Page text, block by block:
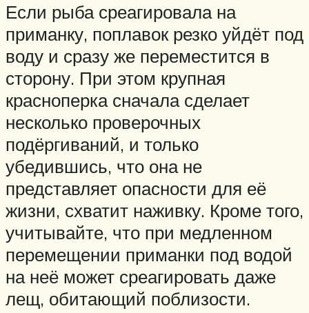
Если рыба среагировала на
приманку, поплавок резко уйдёт под
воду и сразу же переместится в
сторону. При этом крупная
красноперка сначала сделает
несколько проверочных
подёргиваний, и только
убедившись, что она не
представляет опасности для её
жизни, схватит наживку. Кроме того,
учитывайте, что при медленном
перемещении приманки под водой
на неё может среагировать даже
лещ, обитающий поблизости.